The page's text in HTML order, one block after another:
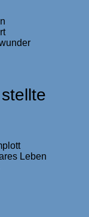
Leben